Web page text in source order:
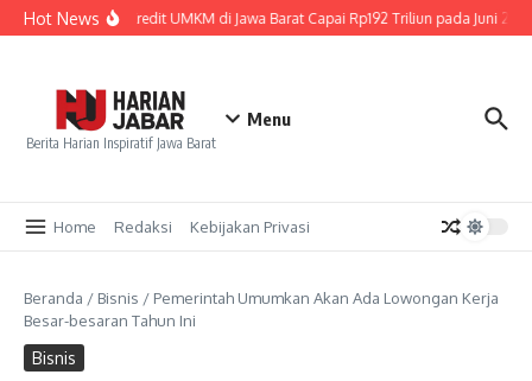
Lewati ke konten
Hot News
Penyaluran Kredit UMKM di Jawa Barat Capai Rp192 Triliun pada Juni 2026
Berita Harian Inspiratif Jawa Barat
Menu
Home Redaksi Kebijakan Privasi
Beranda / Bisnis / Pemerintah Umumkan Akan Ada Lowongan Kerja
Besar-besaran Tahun Ini
Bisnis